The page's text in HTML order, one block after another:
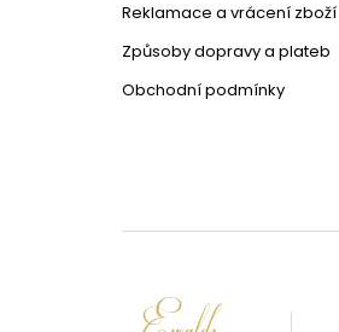
Reklamace a vrácení zboží
Způsoby dopravy a plateb
Obchodní podmínky